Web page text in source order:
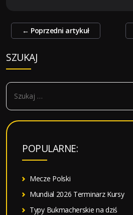
Zobacz
← Poprzedni artykuł
SZUKAJ
S
k
POPULARNE:
Mecze Polski
Mundial 2026 Terminarz Kursy
Typy Bukmacherskie na dziś